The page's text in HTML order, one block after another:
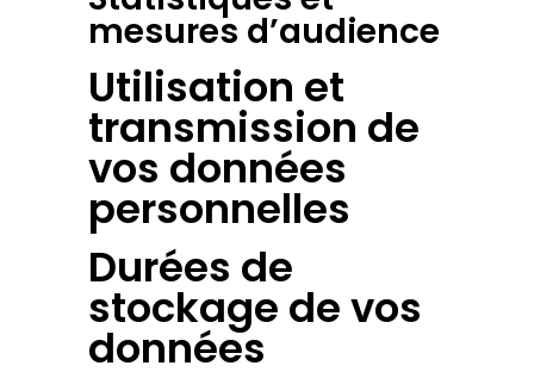
mesures d’audience
Utilisation et
transmission de
vos données
personnelles
Durées de
stockage de vos
données